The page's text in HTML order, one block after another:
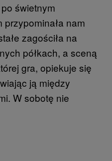
świetnym
nam
zagościła na
półkach, a sceną
gra, opiekuje się
ją między
W sobotę nie